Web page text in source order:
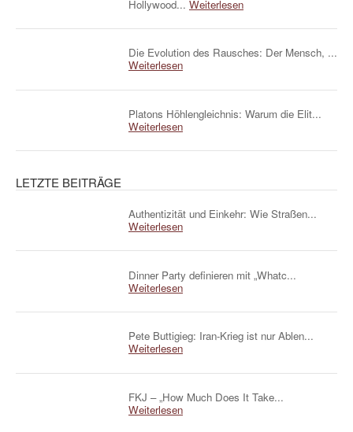
Hollywood... Weiterlesen
Die Evolution des Rausches: Der Mensch, ...
Weiterlesen
Platons Höhlengleichnis: Warum die Elit...
Weiterlesen
LETZTE BEITRÄGE
Authentizität und Einkehr: Wie Straßen...
Weiterlesen
Dinner Party definieren mit „Whatc...
Weiterlesen
Pete Buttigieg: Iran-Krieg ist nur Ablen...
Weiterlesen
FKJ – „How Much Does It Take...
Weiterlesen